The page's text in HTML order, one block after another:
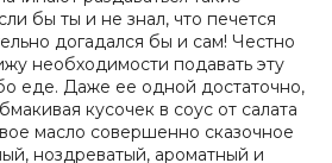
бы ты и не знал, что печется
догадался бы и сам! Честно
необходимости подавать эту
еде. Даже ее одной достаточно,
кусочек в соус от салата
масло совершенно сказочное
ноздреватый, ароматный и